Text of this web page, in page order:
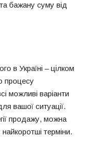
бажану суму від
в Україні – цілком
процесу
можливі варіанти
вашої ситуації.
продажу, можна
терміни.